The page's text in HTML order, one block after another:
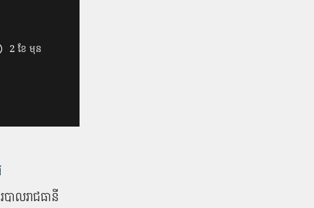
2 ខែ មុន
បាល​រាជធានី​